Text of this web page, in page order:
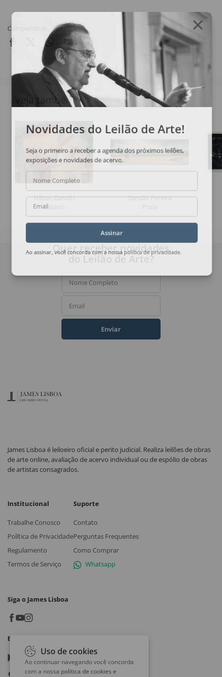
Compartilhar
Veja também
Nilton Zanotti
Casario
Sansão Pereira
Novidades do Leilão de Arte!
Seja o primeiro a receber a agenda dos próximos leilões,
exposições e novidades de acervo.
Nome Completo
Email
Assinar
Ao assinar, você concorda com a nossa política de privacidade
Quer receber novidades
do Leilão de Arte?
Nome Completo
Email
Enviar
James Lisboa é leiloeiro oficial e perito judicial. Realiza leilões de obras
de arte online, avaliação de acervo individual ou de espólio de obras
de artistas consagrados.
Institucional
Trabalhe Conosco
Política de Privacidade
Regulamento
Termos de Serviço
Suporte
Contato
Perguntas Frequentes
Como Comprar
Whatsapp
Siga o James Lisboa
Baixe o App
Google play
App store
Uso de cookies
Ao continuar navegando você concorda
com a nossa política de cookies e